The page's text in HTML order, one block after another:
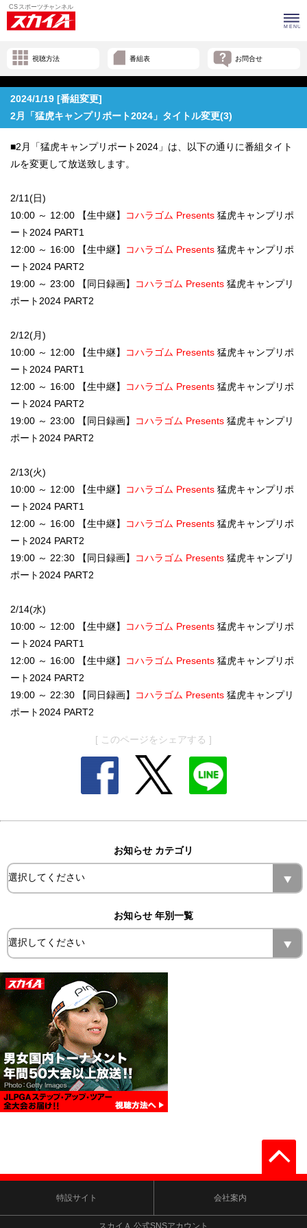
視聴方法 番組表 お問合せ
2024/1/19 [番組変更]
2月「猛虎キャンプリポート2024」タイトル変更(3)
■2月「猛虎キャンプリポート2024」は、以下の通りに番組タイト
ルを変更して放送致します。
2/11(日)
10:00 ～ 12:00 【生中継】
コハラゴム Presents 猛虎キャンプリポ
ート2024 PART1
12:00 ～ 16:00 【生中継】
コハラゴム Presents 猛虎キャンプリポ
ート2024 PART2
19:00 ～ 23:00 【同日録画】
コハラゴム Presents 猛虎キャンプリ
ポート2024 PART2
2/12(月)
10:00 ～ 12:00 【生中継】
コハラゴム Presents 猛虎キャンプリポ
ート2024 PART1
12:00 ～ 16:00 【生中継】
コハラゴム Presents 猛虎キャンプリポ
ート2024 PART2
19:00 ～ 23:00 【同日録画】
コハラゴム Presents 猛虎キャンプリ
ポート2024 PART2
2/13(火)
10:00 ～ 12:00 【生中継】
コハラゴム Presents 猛虎キャンプリポ
ート2024 PART1
12:00 ～ 16:00 【生中継】
コハラゴム Presents 猛虎キャンプリポ
ート2024 PART2
19:00 ～ 22:30 【同日録画】
コハラゴム Presents 猛虎キャンプリ
ポート2024 PART2
2/14(水)
10:00 ～ 12:00 【生中継】
コハラゴム Presents 猛虎キャンプリポ
ート2024 PART1
12:00 ～ 16:00 【生中継】
コハラゴム Presents 猛虎キャンプリポ
ート2024 PART2
19:00 ～ 22:30 【同日録画】
コハラゴム Presents 猛虎キャンプリ
ポート2024 PART2
[ このページをシェアする ]
お知らせ カテゴリ
お知らせ 年別一覧
特設サイト 会社案内
スカイＡ 公式SNSアカウント